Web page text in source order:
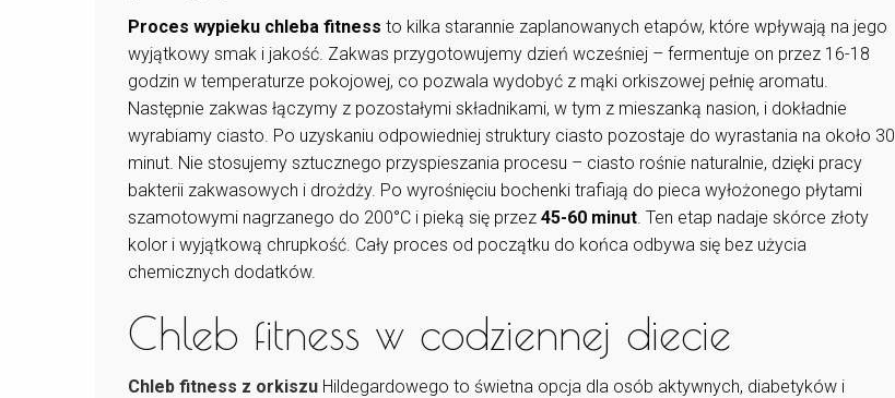
Proces wypieku chleba fitness to kilka starannie zaplanowanych etapów, które wpływają na jego
wyjątkowy smak i jakość. Zakwas przygotowujemy dzień wcześniej – fermentuje on przez 16-18
godzin w temperaturze pokojowej, co pozwala wydobyć z mąki orkiszowej pełnię aromatu.
Następnie zakwas łączymy z pozostałymi składnikami, w tym z mieszanką nasion, i dokładnie
wyrabiamy ciasto. Po uzyskaniu odpowiedniej struktury ciasto pozostaje do wyrastania na około 30
minut. Nie stosujemy sztucznego przyspieszania procesu – ciasto rośnie naturalnie, dzięki pracy
bakterii zakwasowych i drożdży. Po wyrośnięciu bochenki trafiają do pieca wyłożonego płytami
szamotowymi nagrzanego do 200°C i pieką się przez 45-60 minut . Ten etap nadaje skórce złoty
kolor i wyjątkową chrupkość. Cały proces od początku do końca odbywa się bez użycia
chemicznych dodatków.
Chleb fitness w codziennej diecie
Chleb fitness z orkiszu Hildegardowego to świetna opcja dla osób aktywnych, diabetyków i